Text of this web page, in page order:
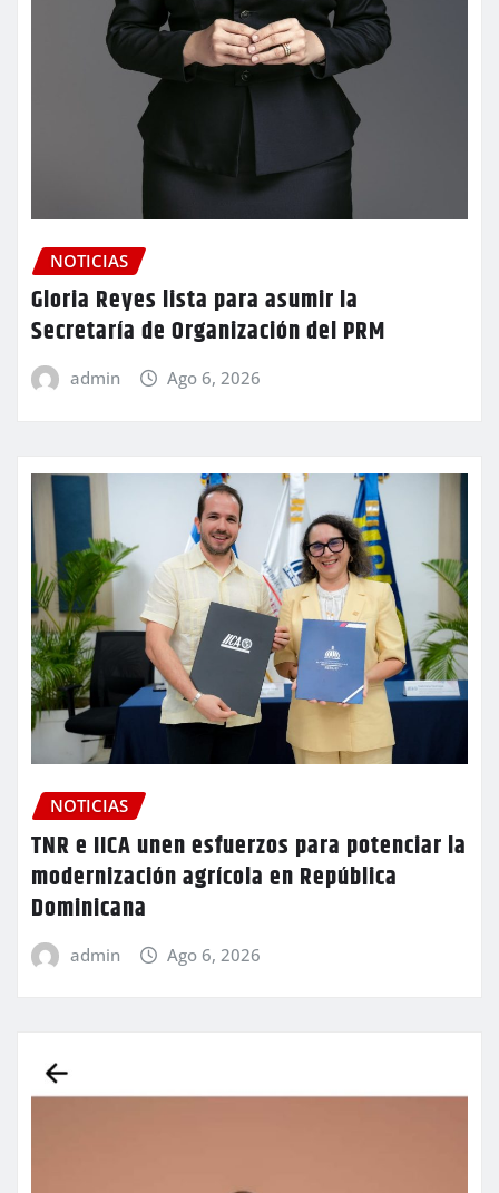
NOTICIAS
Gloria Reyes lista para asumir la
Secretaría de Organización del PRM
admin Ago 6, 2026
NOTICIAS
TNR e IICA unen esfuerzos para potenciar la
modernización agrícola en República
Dominicana
admin Ago 6, 2026